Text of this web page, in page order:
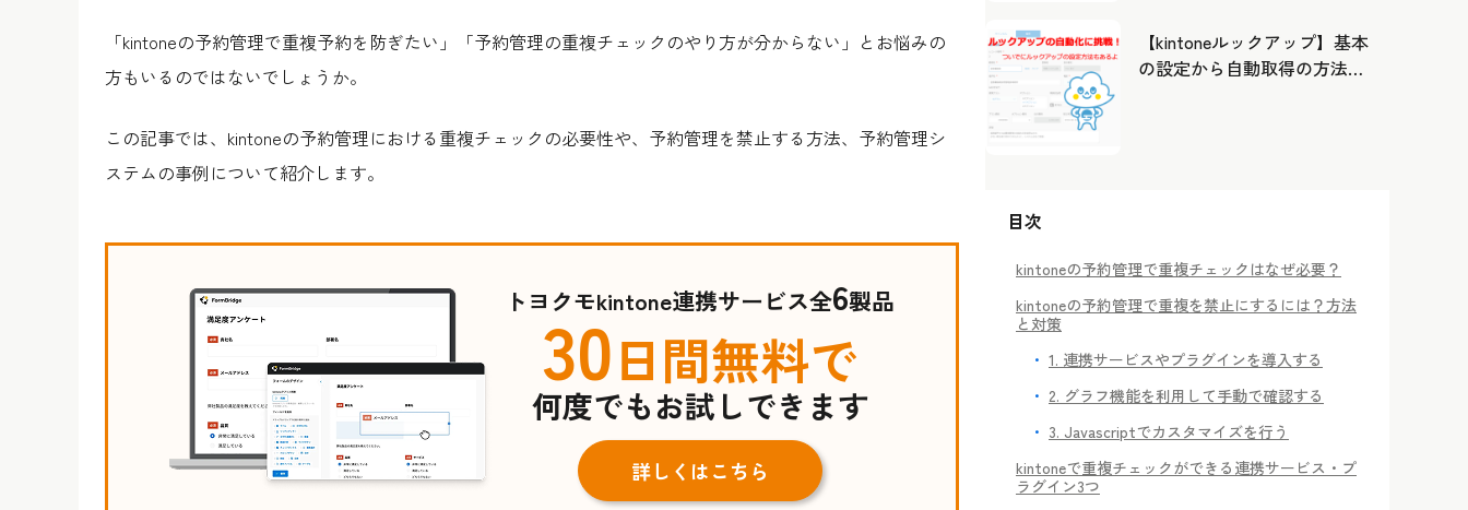
「kintoneの予約管理で重複予約を防ぎたい」「予約管理の重複チェックのやり方が分からない」とお悩みの
方もいるのではないでしょうか。
この記事では、kintoneの予約管理における重複チェックの必要性や、予約管理を禁止する方法、予約管理シ
ステムの事例について紹介します。
トヨクモkintone連携サービス全6製品
30日間無料で
何度でもお試しできます
詳しくはこちら
【kintoneルックアップ】基本
の設定から自動取得の方法ま
目次
kintoneの予約管理で重複チェックはなぜ必要？
kintoneの予約管理で重複を禁止にするには？方法
と対策
1. 連携サービスやプラグインを導入する
2. グラフ機能を利用して手動で確認する
3. Javascriptでカスタマイズを行う
kintoneで重複チェックができる連携サービス・プ
ラグイン3つ